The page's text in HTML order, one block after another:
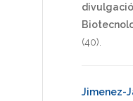
(40).
Jimenez-